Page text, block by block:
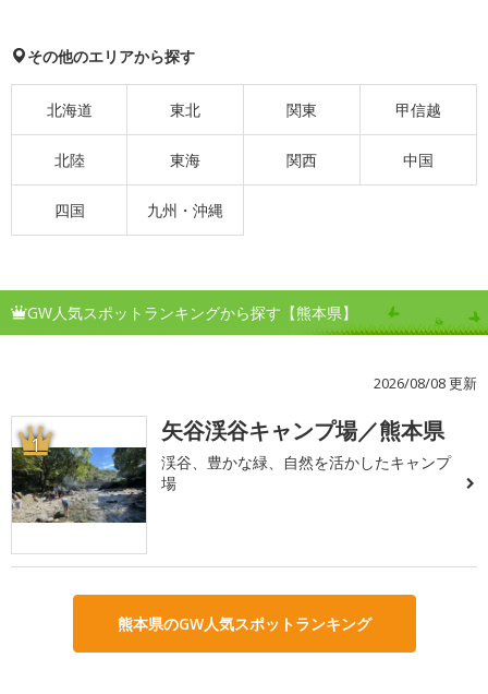
その他のエリアから探す
北海道 東北 関東 甲信越
北陸 東海 関西 中国
四国 九州・沖縄
GW人気スポットランキングから探す【熊本県】
2026/08/08 更新
1 矢谷渓谷キャンプ場／熊本県
渓谷、豊かな緑、自然を活かしたキャンプ
場
熊本県のGW人気スポットランキング